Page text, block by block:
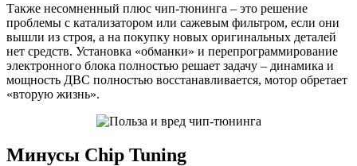
Также несомненный плюс чип-тюнинга – это решение
проблемы с катализатором или сажевым фильтром, если они
вышли из строя, а на покупку новых оригинальных деталей
нет средств. Установка «обманки» и перепрограммирование
электронного блока полностью решает задачу – динамика и
мощность ДВС полностью восстанавливается, мотор обретает
«вторую жизнь».
Минусы Chip Tuning